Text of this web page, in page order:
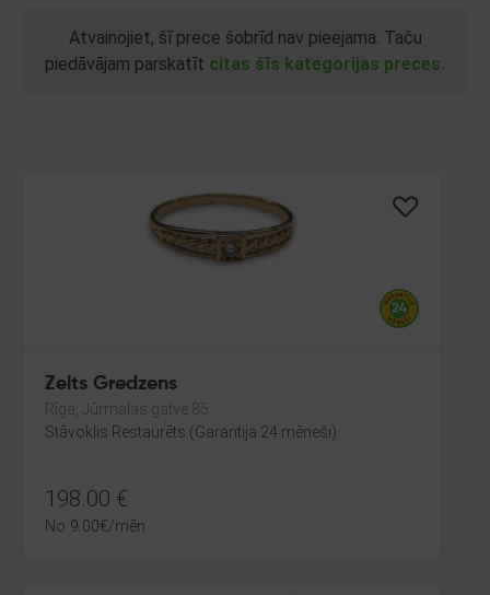
Atvainojiet, šī prece šobrīd nav pieejama. Taču
piedāvājam parskatīt citas šīs kategorijas preces.
Zelts Gredzens
Rīga, Jūrmalas gatve 85
Stāvoklis Restaurēts (Garantija 24 mēneši)
198.00 €
No 9.00€/mēn.